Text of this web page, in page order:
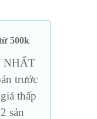
500k
NHẤT
trước
thấp
sản